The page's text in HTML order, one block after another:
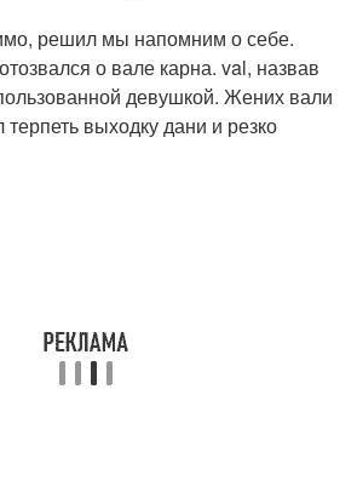
решил мы напомним о себе.
о вале карна. val, назвав
девушкой. Жених вали
выходку дани и резко